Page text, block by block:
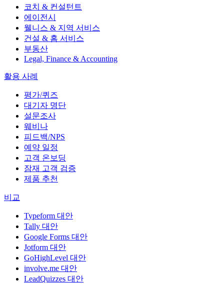
코치 & 컨설턴트
에이전시
웰니스 & 지역 서비스
건설 & 홈 서비스
부동산
Legal, Finance & Accounting
활용 사례
평가/퀴즈
대기자 명단
설문조사
웨비나
피드백/NPS
예약 일정
고객 온보딩
잠재 고객 검증
제품 추천
비교
Typeform 대안
Tally 대안
Google Forms 대안
Jotform 대안
GoHighLevel 대안
involve.me 대안
LeadQuizzes 대안